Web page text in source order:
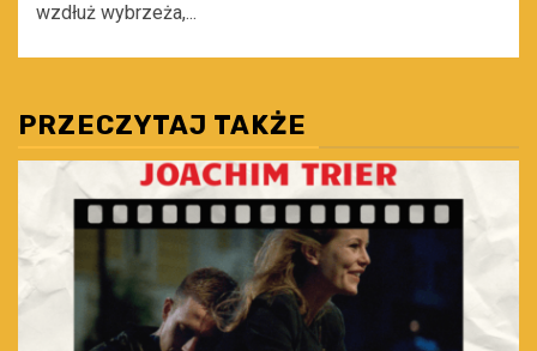
wzdłuż wybrzeża,...
PRZECZYTAJ TAKŻE